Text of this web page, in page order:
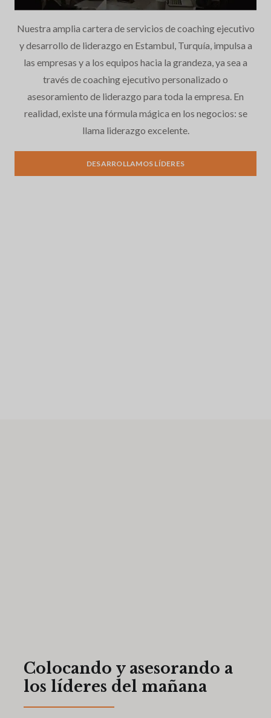
Nuestra amplia cartera de servicios de coaching ejecutivo
y desarrollo de liderazgo en Estambul, Turquía, impulsa a
las empresas y a los equipos hacia la grandeza, ya sea a
través de coaching ejecutivo personalizado o
asesoramiento de liderazgo para toda la empresa. En
realidad, existe una fórmula mágica en los negocios: se
llama liderazgo excelente.
DESARROLLAMOS LÍDERES
Colocando y asesorando a
los líderes del mañana